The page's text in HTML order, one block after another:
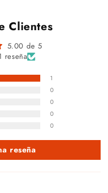
Clientes
5.00 de 5
reseña
1
0
0
0
0
reseña